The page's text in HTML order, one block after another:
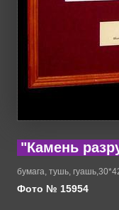
"Камень
бумага, тушь,
Фото № 15954